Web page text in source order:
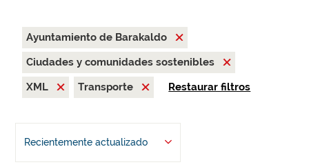
Ayuntamiento de Barakaldo
Ciudades y comunidades sostenibles
XML
Transporte Restaurar filtros
Recientemente actualizado